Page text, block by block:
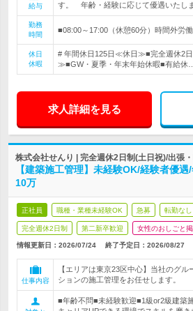
給与
す。 年齢・経験に応じて優遇いたし
勤務
時間
■08:00～17:00（休憩60分）時間外労
休日
休暇
# 年間休日125日≪休日≫■完全週休2
≫■GW・夏季・年末年始休暇■有給休…
求人詳細を見る
株式会社せんり | 完全週休2日制(土日祝)/出張
【建築施工管理】未経験OK/経験者優
10万
正社員 職種・業種未経験OK 急募 転勤なし
完全週休2日制 第二新卒歓迎 女性のおしごと
情報更新日：2026/07/24 終了予定日： 2026/08/27
仕事内容
【エリアは東京23区中心】当社のグ
ションの施工管理をお任せします。
■年齢不問■未経験歓迎■1級or2級建築